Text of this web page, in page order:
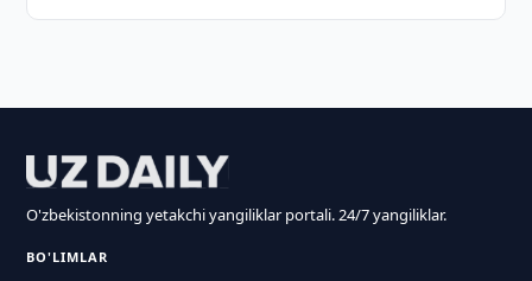
O'zbekistonning yetakchi yangiliklar portali. 24/7 yangiliklar.
BO'LIMLAR